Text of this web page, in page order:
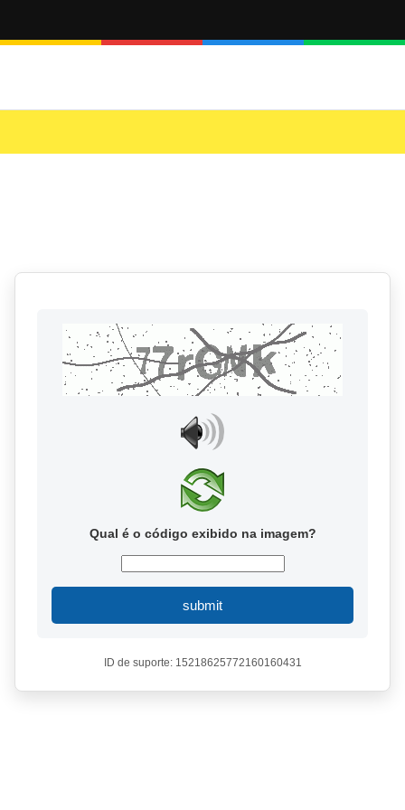
Qual é o código exibido na imagem?
submit
ID de suporte: 15218625772160160431